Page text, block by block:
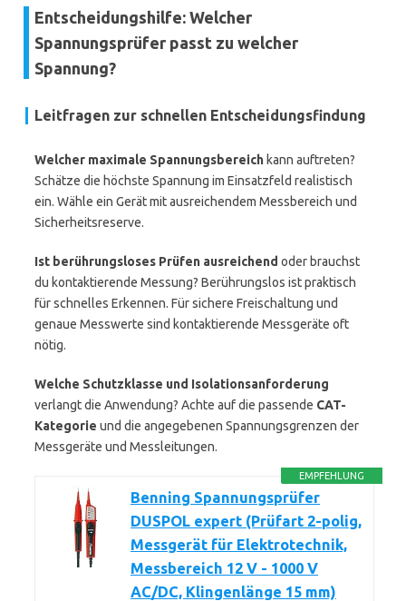
Entscheidungshilfe: Welcher
Spannungsprüfer passt zu welcher
Spannung?
Leitfragen zur schnellen Entscheidungsfindung
Welcher maximale Spannungsbereich kann auftreten?
Schätze die höchste Spannung im Einsatzfeld realistisch
ein. Wähle ein Gerät mit ausreichendem Messbereich und
Sicherheitsreserve.
Ist berührungsloses Prüfen ausreichend oder brauchst
du kontaktierende Messung? Berührungslos ist praktisch
für schnelles Erkennen. Für sichere Freischaltung und
genaue Messwerte sind kontaktierende Messgeräte oft
nötig.
Welche Schutzklasse und Isolationsanforderung
verlangt die Anwendung? Achte auf die passende CAT-
Kategorie und die angegebenen Spannungsgrenzen der
Messgeräte und Messleitungen.
EMPFEHLUNG
Benning Spannungsprüfer
DUSPOL expert (Prüfart 2-polig,
Messgerät für Elektrotechnik,
Messbereich 12 V - 1000 V
AC/DC, Klingenlänge 15 mm)